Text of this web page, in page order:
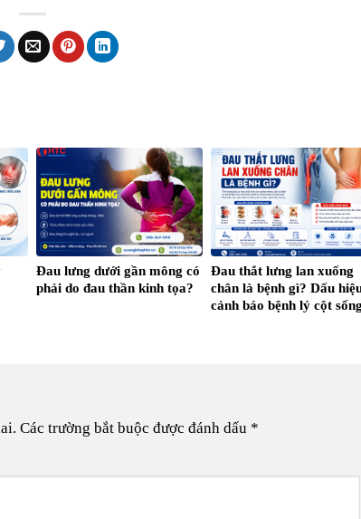
Đau lưng dưới gần mông có
phải do đau thần kinh tọa?
Đau thắt lưng lan xuống
chân là bệnh gì? Dấu
cảnh báo bệnh lý cột
Các trường bắt buộc được đánh dấu *